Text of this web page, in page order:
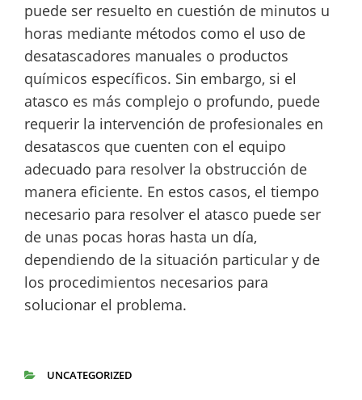
puede ser resuelto en cuestión de minutos u
horas mediante métodos como el uso de
desatascadores manuales o productos
químicos específicos. Sin embargo, si el
atasco es más complejo o profundo, puede
requerir la intervención de profesionales en
desatascos que cuenten con el equipo
adecuado para resolver la obstrucción de
manera eficiente. En estos casos, el tiempo
necesario para resolver el atasco puede ser
de unas pocas horas hasta un día,
dependiendo de la situación particular y de
los procedimientos necesarios para
solucionar el problema.
UNCATEGORIZED